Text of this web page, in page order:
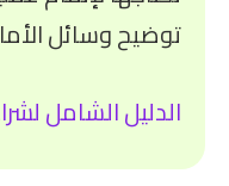
توضيح وسائل
الدليل الشامل